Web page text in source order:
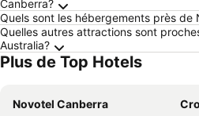
Canberra?
Quels sont les hébergements près de
Quelles autres attractions sont
Australia?
Plus de Top Hotels
Novotel Canberra